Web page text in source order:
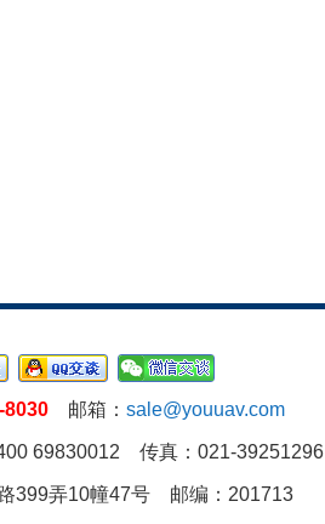
8030邮箱： sale@youuav.com
69830012 传真：021-39251296
399弄10幢47号 邮编：201713